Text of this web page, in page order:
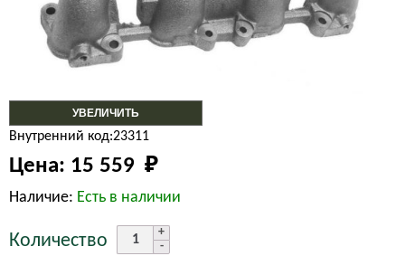
УВЕЛИЧИТЬ
Внутренний код:23311
Цена: 15 559 ₽
Наличие: Есть в наличии
Количество